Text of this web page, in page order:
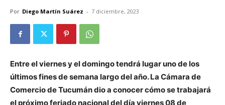
Por Diego Martín Suárez - 7 diciembre, 2023
Entre el viernes y el domingo tendrá lugar uno de los
últimos fines de semana largo del año. La Cámara de
Comercio de Tucumán dio a conocer cómo se trabajará
el próximo feriado nacional del día viernes 08 de